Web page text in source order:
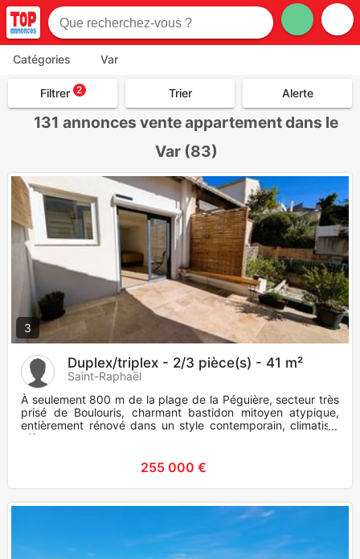
Catégories Var
Filtrer 2 Trier Alerte
131 annonces vente appartement dans le
Var (83)
3
Duplex/triplex - 2/3 pièce(s) - 41 m²
Saint-Raphaël
À seulement 800 m de la plage de la Péguière, secteur très
prisé de Boulouris, charmant bastidon mitoyen atypique,
entièrement rénové dans un style contemporain, climatisé,
offrant
255 000 €